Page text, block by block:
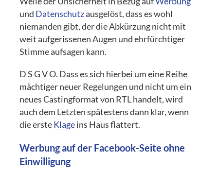
und Datenschutzausgelöst, dass es wohl
niemanden gibt, der die Abkürzung nicht mit
weit aufgerissenen Augen und ehrfürchtiger
Stimme aufsagen kann.
D S G V O. Dass es sich hierbei um eine Reihe
mächtiger neuer Regelungen und nicht um ein
neues Castingformat von RTL handelt, wird
auch dem Letzten spätestens dann klar, wenn
die ersteKlageins Haus flattert.
Werbung auf der Facebook-Seite ohne
Einwilligung